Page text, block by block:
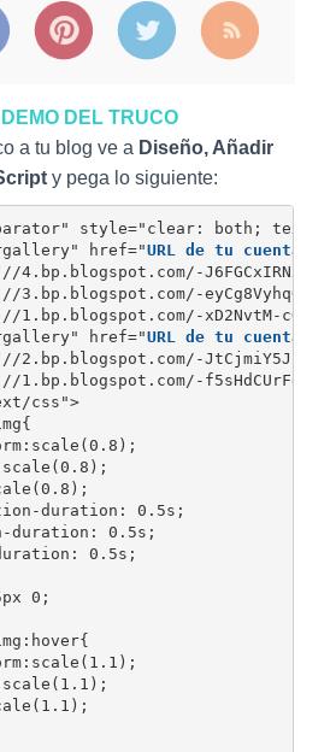
DEL TRUCO
a tu blog ve a Diseño, Añadir
y pega lo siguiente:
style="clear: both; text-
href="URL de tu cuenta de
J6FGCxIRNxs/
eyCg8VyhqQI/
xD2NvtM-cQ4/
href="URL de tu cuenta
JtCjmiY5Jl8/
f5sHdCUrFdw/
css">
duration: 0.5s;
duration: 0.5s;
0.5s;
0;